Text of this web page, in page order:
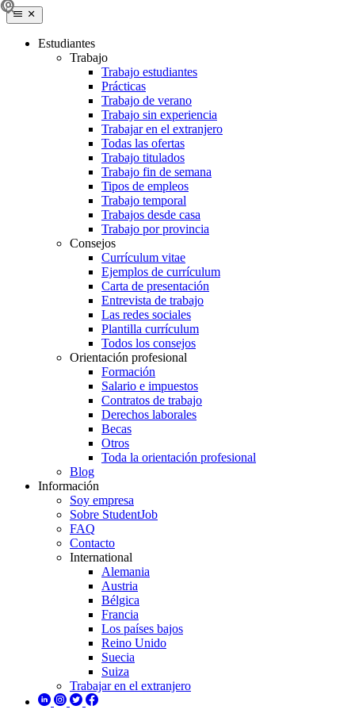
Estudiantes
Trabajo
Trabajo estudiantes
Prácticas
Trabajo de verano
Trabajo sin experiencia
Trabajar en el extranjero
Todas las ofertas
Trabajo titulados
Trabajo fin de semana
Tipos de empleos
Trabajo temporal
Trabajos desde casa
Trabajo por provincia
Consejos
Currículum vitae
Ejemplos de currículum
Carta de presentación
Entrevista de trabajo
Las redes sociales
Plantilla currículum
Todos los consejos
Orientación profesional
Formación
Salario e impuestos
Contratos de trabajo
Derechos laborales
Becas
Otros
Toda la orientación profesional
Blog
Información
Soy empresa
Sobre StudentJob
FAQ
Contacto
International
Alemania
Austria
Bélgica
Francia
Los países bajos
Reino Unido
Suecia
Suiza
Trabajar en el extranjero